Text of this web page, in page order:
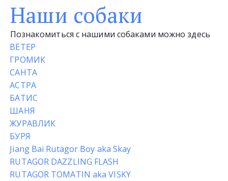
Наши собаки
Познакомиться с нашими собаками можно здесь
ВЕТЕР
ГРОМИК
САНТА
АСТРА
БАТИС
ШАНЯ
ЖУРАВЛИК
БУРЯ
Jiang Bai Rutagor Boy aka Skay
RUTAGOR DAZZLING FLASH
RUTAGOR TOMATIN aka VISKY